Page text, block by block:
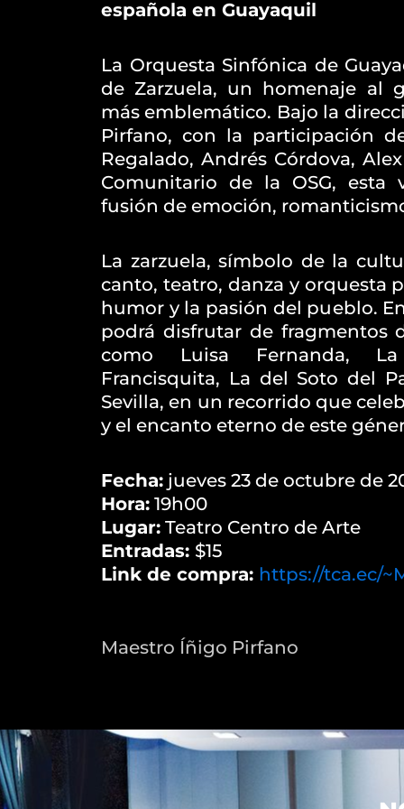
española en Guayaquil
La Orquesta Sinfónica de
de Zarzuela, un homenaje al
más emblemático. Bajo la
Pirfano, con la participación
Regalado, Andrés Córdova,
Comunitario de la OSG, esta
fusión de emoción,
La zarzuela, símbolo de la
canto, teatro, danza y orquesta
humor y la pasión del pueblo.
podrá disfrutar de fragmentos
como Luisa Fernanda,
Francisquita, La del Soto del
Sevilla, en un recorrido que
y el encanto eterno de este
Fecha: jueves 23 de octubre de
Hora: 19h00
Lugar: Teatro Centro de Arte
Entradas: $15
Link de compra: https://tca.ec/
Maestro Íñigo Pirfano